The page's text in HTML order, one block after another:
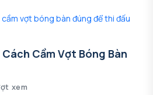
Cầm Vợt Bóng Bàn
xem